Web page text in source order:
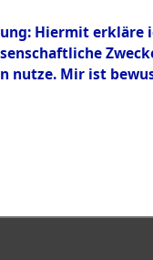
Hiermit erkläre
nutze. Mir ist